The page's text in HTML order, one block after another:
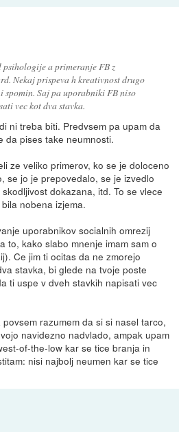
psihologije a primeranje FB z
Nekaj prispeva h kreativnost drugo
Saj pa uporabniki FB niso
vec kot dva stavka.
ni treba biti. Predvsem pa upam da
da pises take neumnosti.
ze veliko primerov, ko se je doloceno
se jo je prepovedalo, se je izvedlo
dokazana, itd. To se vlece
nobena izjema.
uporabnikov socialnih omrezij
to, kako slabo mnenje imam sam o
Ce jim ti ocitas da ne zmorejo
stavka, bi glede na tvoje poste
ti uspe v dveh stavkih napisati vec
razumem da si si nasel tarco,
navidezno nadvlado, ampak upam
of-the-low kar se tice branja in
nisi najbolj neumen kar se tice